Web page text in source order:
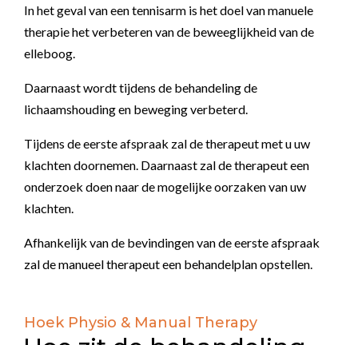
In het geval van een tennisarm is het doel van manuele
therapie het verbeteren van de beweeglijkheid van de
elleboog.
Daarnaast wordt tijdens de behandeling de
lichaamshouding en beweging verbeterd.
Tijdens de eerste afspraak zal de therapeut met u uw
klachten doornemen. Daarnaast zal de therapeut een
onderzoek doen naar de mogelijke oorzaken van uw
klachten.
Afhankelijk van de bevindingen van de eerste afspraak
zal de manueel therapeut een behandelplan opstellen.
Hoek Physio & Manual Therapy